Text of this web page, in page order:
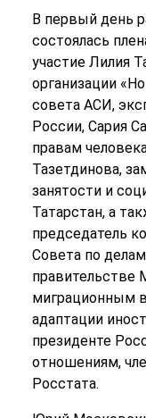
В первый день
состоялась
участие Лилия
организации
совета АСИ,
России, Сария
правам
Тазетдинова,
занятости и
Татарстан, а
председатель
Совета по
правительстве
миграционным
адаптации
президенте
отношениям,
Росстата.